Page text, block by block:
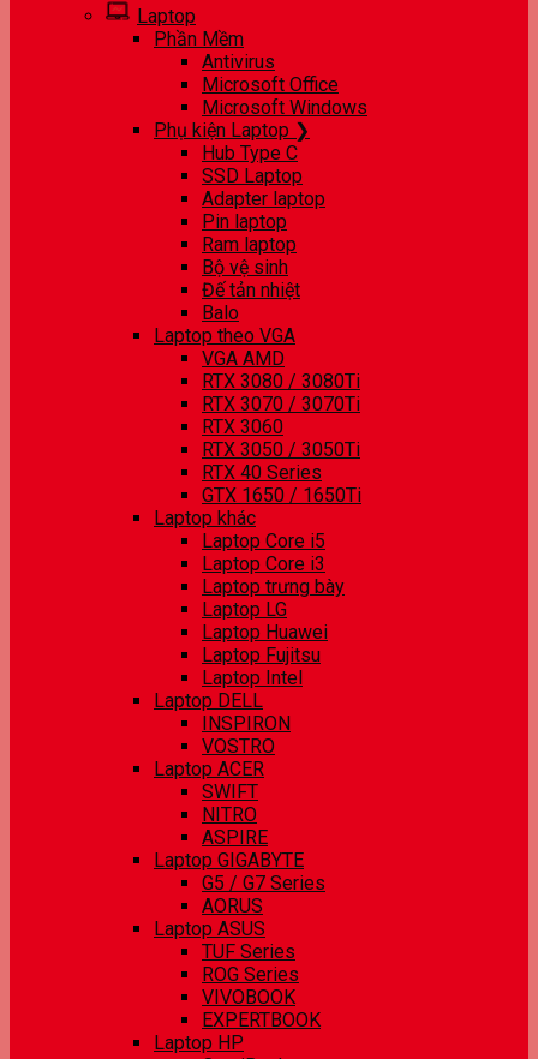
Laptop
Phần Mềm
Antivirus
Microsoft Office
Microsoft Windows
Phụ kiện Laptop ❯
Hub Type C
SSD Laptop
Adapter laptop
Pin laptop
Ram laptop
Bộ vệ sinh
Đế tản nhiệt
Balo
Laptop theo VGA
VGA AMD
RTX 3080 / 3080Ti
RTX 3070 / 3070Ti
RTX 3060
RTX 3050 / 3050Ti
RTX 40 Series
GTX 1650 / 1650Ti
Laptop khác
Laptop Core i5
Laptop Core i3
Laptop trưng bày
Laptop LG
Laptop Huawei
Laptop Fujitsu
Laptop Intel
Laptop DELL
INSPIRON
VOSTRO
Laptop ACER
SWIFT
NITRO
ASPIRE
Laptop GIGABYTE
G5 / G7 Series
AORUS
Laptop ASUS
TUF Series
ROG Series
VIVOBOOK
EXPERTBOOK
Laptop HP